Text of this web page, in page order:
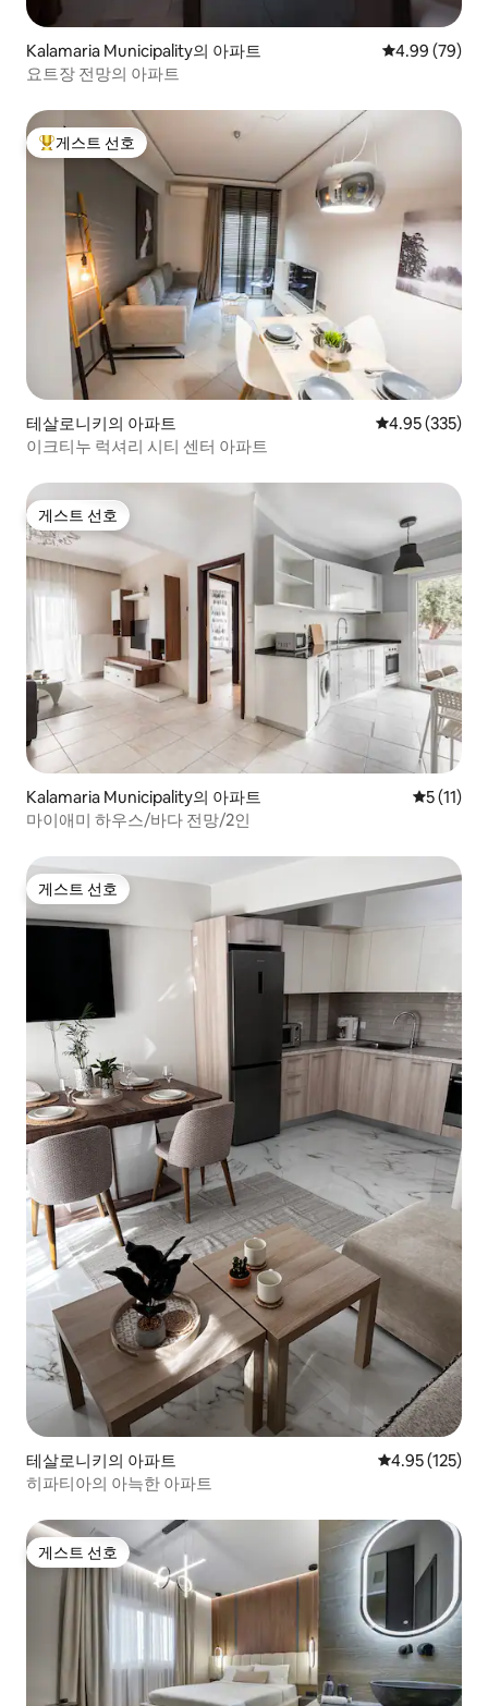
Kalamaria Municipality의 아파트 평점 4.99점(5
4.99 (79)
요트장 전망의 아파트
상위 게스트 선호
게스트 선호
테살로니키의 아파트 평점 4.95점(5
4.95 (335)
이크티누 럭셔리 시티 센터 아파트
게스트 선호
게스트 선호
Kalamaria Municipality의 아파트 평점 5점
5 (11)
마이애미 하우스/바다 전망/2인
게스트 선호
게스트 선호
테살로니키의 아파트 평점 4.95점(5
4.95 (125)
히파티아의 아늑한 아파트
게스트 선호
게스트 선호